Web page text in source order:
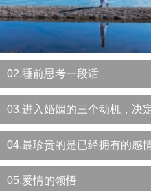
02.睡前思考一段话
04.最珍贵的是已经拥有的感
05.爱情的领悟